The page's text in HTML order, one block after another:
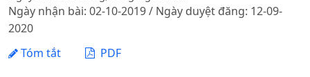
Ngày nhận bài: 02-10-2019 / Ngày duyệt đăng: 12-09-
2020
Tóm tắt
PDF